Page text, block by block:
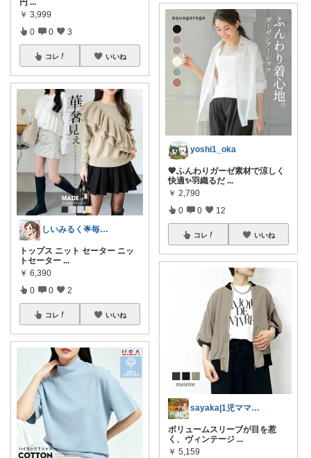
￥ 3,999
0 0 3
コレ いいね
しいみるく🌟毎日全力投稿🌟
トップス ニット セーター ニッ
トセーター ...
￥ 6,390
0 0 2
コレ いいね
yoshi1_oka
💖ふんわりガーゼ素材で涼しく
快適✨羽織るだ ...
￥ 2,790
0 0 12
コレ いいね
sayaka|1児ママの幸せ生活を目指す
ボリュームスリーブが目を惹
く、ヴィンテージ ...
￥ 5,159